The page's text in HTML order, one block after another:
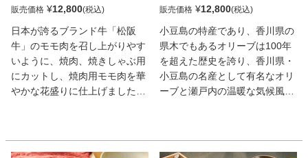
濃く、スジが多いため肉質はし
しめます。バラ肉は繊維質が多
く、肉のきめも粗いのでやや肉
質は堅めですが、霜降りが入り
やすい部位なので濃厚な肉の風
味、旨味を感じられる部位で
お楽しみください。
販売価格 ¥12,800
日本が誇るブランド牛「松阪
牛」のモモ肉を召し上がりやす
いように、焼肉、焼きしゃぶ用
にカットし、焼肉用モモ肉を華
やかな花盛りに仕上げました。
みもあり、まろやかで舌先で溶
販売価格 ¥12,800
小豆島の特産であり、香川県の
県木でもあるオリーブは100年
を超えた歴史を誇り、香川県・
小豆島の名産として有名なオリ
ーブと瀬戸内の温暖な気候風土
プレミアム黒毛和牛、県木・オ